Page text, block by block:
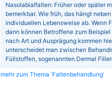
Nasolabialfalten: Früher oder später
bemerkbar. Wie früh, das hängt
individuellen Lebensweise ab. Wenn
dann können Betroffene zum
nach Art und Ausprägung kommen
unterscheidet man zwischen
Füllstoffen, sogenannten Dermal
mehr zum Thema 'Faltenbehandlung'